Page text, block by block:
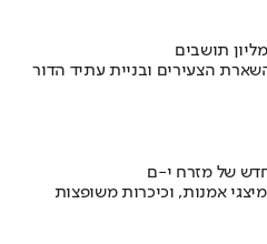
הצעירים ובניית עתיד הדור
של מזרח י-ם
אמנות, וכיכרות משופצות